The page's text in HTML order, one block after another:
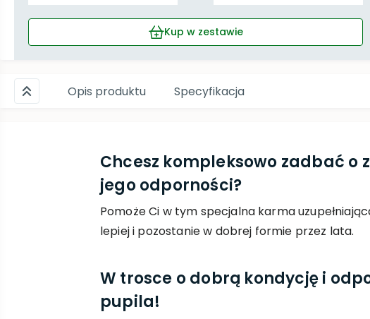
Kup w zestawie
Opis produktu Specyfikacja
Chcesz kompleksowo zadbać o
jego odporności?
Pomoże Ci w tym specjalna karma
lepiej i pozostanie w dobrej formie przez lata.
W trosce o dobrą kondycję i
pupila!